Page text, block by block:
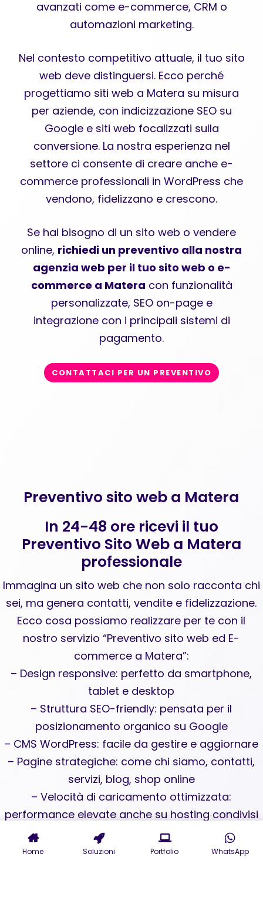
avanzati come e-commerce, CRM o
automazioni marketing.
Nel contesto competitivo attuale, il tuo sito
web deve distinguersi. Ecco perché
progettiamo siti web a Matera su misura
per aziende, con indicizzazione SEO su
Google e siti web focalizzati sulla
conversione. La nostra esperienza nel
settore ci consente di creare anche e-
commerce professionali in WordPress che
vendono, fidelizzano e crescono.
Se hai bisogno di un sito web o vendere
online, richiedi un preventivo alla nostra
agenzia web per il tuo sito web o e-
commerce a Matera con funzionalità
personalizzate, SEO on-page e
integrazione con i principali sistemi di
pagamento.
CONTATTACI PER UN PREVENTIVO
Preventivo sito web a Matera
In 24-48 ore ricevi il tuo
Preventivo Sito Web a Matera
professionale
Immagina un sito web che non solo racconta chi
sei, ma genera contatti, vendite e fidelizzazione.
Ecco cosa possiamo realizzare per te con il
nostro servizio “Preventivo sito web ed E-
commerce a Matera”:
– Design responsive: perfetto da smartphone,
tablet e desktop
– Struttura SEO-friendly: pensata per il
posizionamento organico su Google
– CMS WordPress: facile da gestire e aggiornare
– Pagine strategiche: come chi siamo, contatti,
servizi, blog, shop online
– Velocità di caricamento ottimizzata:
performance elevate anche su hosting condivisi
– Consulenza UX/UI: per un’esperienza utente
coinvolgente
Home Soluzioni Portfolio WhatsApp